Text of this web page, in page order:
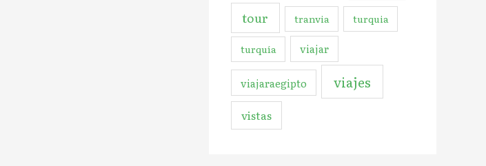
tour tranvia turquia
turquía viajar
viajaraegipto viajes
vistas